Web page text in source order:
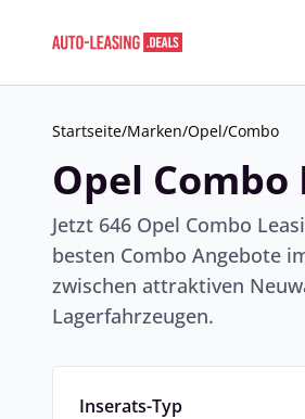
Startseite/Marken/Opel/Combo
Opel Combo
Jetzt 646 Opel Combo
besten Combo Angebote
zwischen attraktiven
Lagerfahrzeugen.
Inserats-Typ